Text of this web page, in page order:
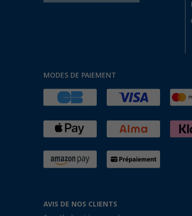
MODES DE PAIEMENT
AVIS DE NOS CLIENTS